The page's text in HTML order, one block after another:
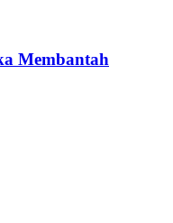
Membantah